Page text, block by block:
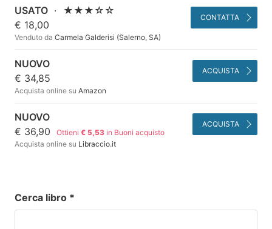
USATO ·
★★★☆☆
€ 18,00
Venduto da Carmela Galderisi (Salerno, SA)
CONTATTA
NUOVO
€ 34,85
Acquista online su Amazon
ACQUISTA
NUOVO
€ 36,90
Ottieni€ 5,53 in Buoni acquisto
Acquista online su Libraccio.it
ACQUISTA
Cerca libro *